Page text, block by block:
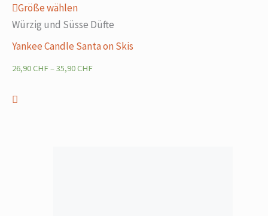
Größe wählen
Würzig und Süsse Düfte
Yankee Candle Santa on Skis
26,90CHF–35,90CHF